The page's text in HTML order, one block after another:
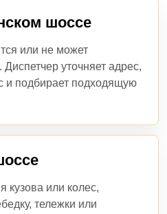
шоссе
или не может
уточняет адрес,
и подбирает подходящую
кузова или колес,
тележки или